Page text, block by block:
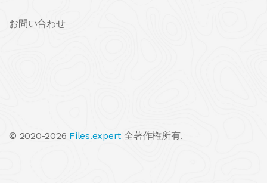
お問い合わせ
© 2020-2026 Files.expert 全著作権所有.